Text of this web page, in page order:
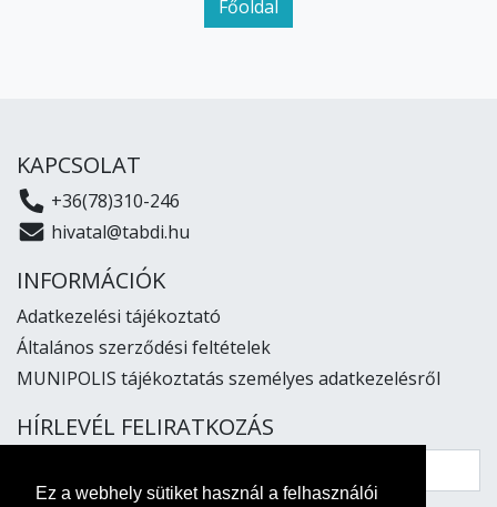
Ez a webhely sütiket használ a felhasználói
Főoldal
KAPCSOLAT
+36(78)310-246
hivatal@tabdi.hu
INFORMÁCIÓK
Adatkezelési tájékoztató
Általános szerződési feltételek
MUNIPOLIS tájékoztatás személyes adatkezelésről
HÍRLEVÉL FELIRATKOZÁS